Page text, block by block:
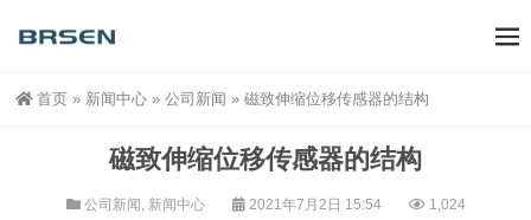
首页 » 新闻中心 » 公司新闻 » 磁致伸缩位移传感器的结构
磁致伸缩位移传感器的结构
公司新闻 , 新闻中心 2021年7月2日 15:54 1,024